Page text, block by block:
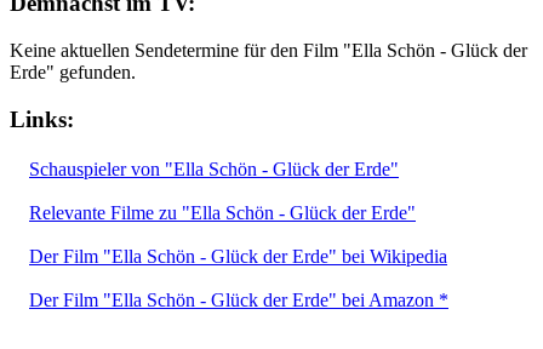
Keine aktuellen Sendetermine für den Film "Ella Schön - Glück der
Erde" gefunden.
Links:
Schauspieler von "Ella Schön - Glück der Erde"
Relevante Filme zu "Ella Schön - Glück der Erde"
Der Film "Ella Schön - Glück der Erde" bei Wikipedia
Der Film "Ella Schön - Glück der Erde" bei Amazon *